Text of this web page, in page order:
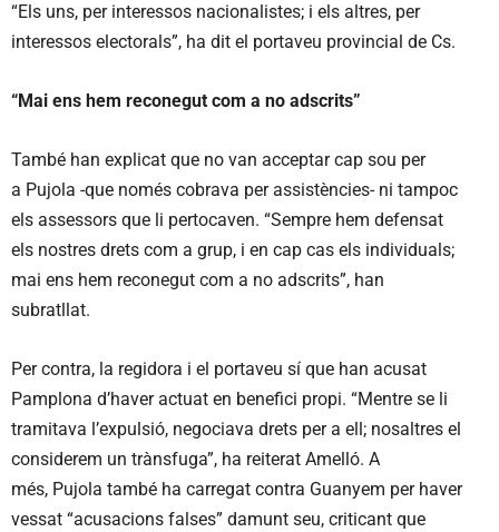
“Els uns, per interessos nacionalistes; i els altres, per
interessos electorals”, ha dit el portaveu provincial de Cs.
“Mai ens hem reconegut com a no adscrits”
També han explicat que no van acceptar cap sou per
a Pujola -que només cobrava per assistències- ni tampoc
els assessors que li pertocaven. “Sempre hem defensat
els nostres drets com a grup, i en cap cas els individuals;
mai ens hem reconegut com a no adscrits”, han
subratllat.
Per contra, la regidora i el portaveu sí que han acusat
Pamplona d’haver actuat en benefici propi. “Mentre se li
tramitava l’expulsió, negociava drets per a ell; nosaltres el
considerem un trànsfuga”, ha reiterat Amelló. A
més, Pujola també ha carregat contra Guanyem per haver
vessat “acusacions falses” damunt seu, criticant que